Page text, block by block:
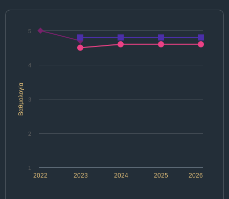
Βαθμολογία
2022 2024 2026
2023 2025
1
2
3
4
5